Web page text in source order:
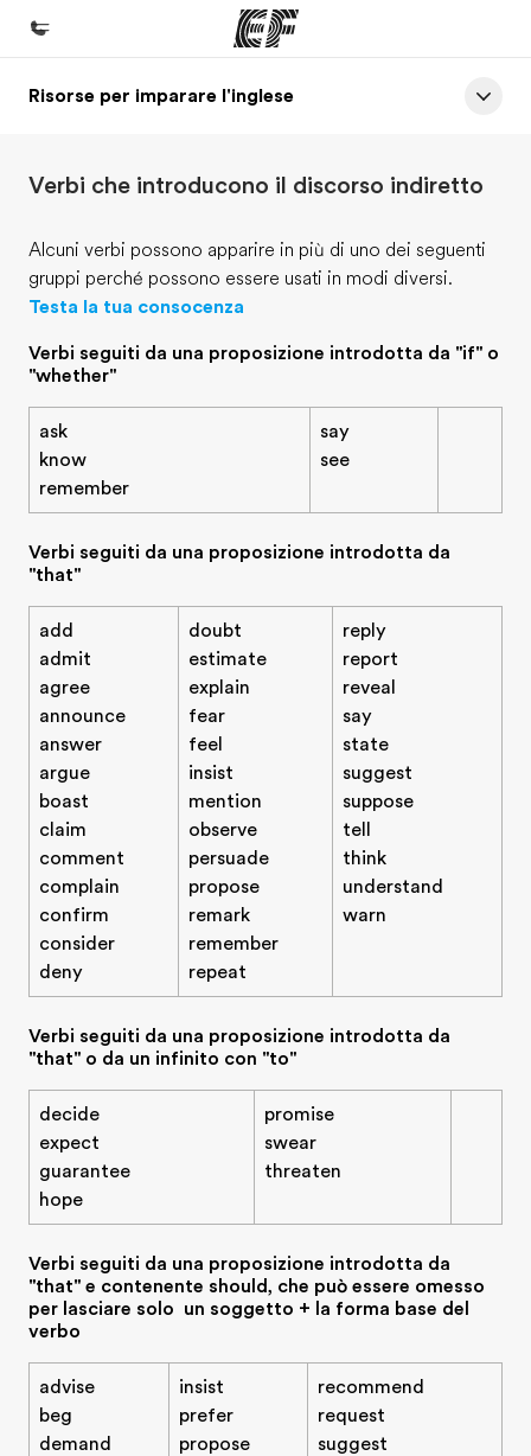
Homepage
Programmi
Uffici
Chi siamo
La nostra organizzazione
Carriera
Lavora con noi
Risorse per imparare l'inglese
Verbi che introducono il discorso indiretto
Alcuni verbi possono apparire in più di uno dei seguenti
gruppi perché possono essere usati in modi diversi.
Testa la tua consocenza
Verbi seguiti da una proposizione introdotta da "if" o
"whether"
ask
know
remember
say
see
Verbi seguiti da una proposizione introdotta da
"that"
add
admit
agree
announce
answer
argue
boast
claim
comment
complain
confirm
consider
deny
doubt
estimate
explain
fear
feel
insist
mention
observe
persuade
propose
remark
remember
repeat
reply
report
reveal
say
state
suggest
suppose
tell
think
understand
warn
Verbi seguiti da una proposizione introdotta da
"that" o da un infinito con "to"
decide
expect
guarantee
hope
promise
swear
threaten
Verbi seguiti da una proposizione introdotta da
"that" e contenente should, che può essere omesso
per lasciare solo un soggetto + la forma base del
verbo
advise
beg
demand
insist
prefer
propose
recommend
request
suggest